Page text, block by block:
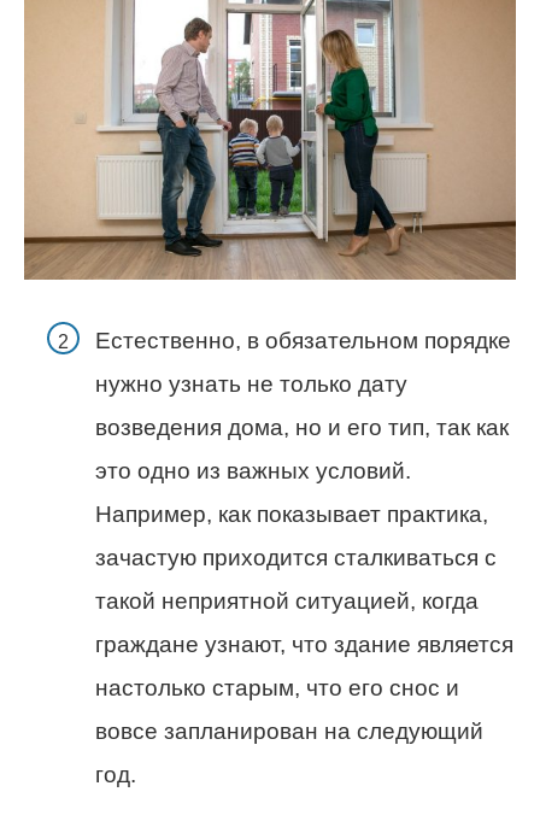
Естественно, в обязательном порядке
нужно узнать не только дату
возведения дома, но и его тип, так как
это одно из важных условий.
Например, как показывает практика,
зачастую приходится сталкиваться с
такой неприятной ситуацией, когда
граждане узнают, что здание является
настолько старым, что его снос и
вовсе запланирован на следующий
год.